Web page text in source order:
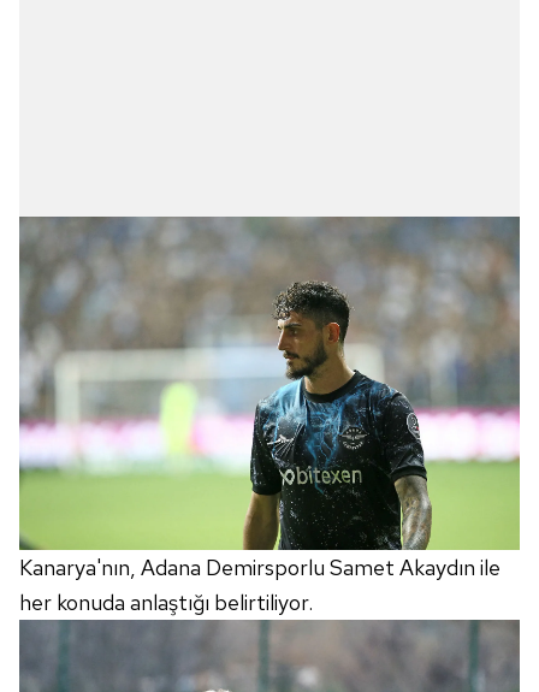
Kanarya'nın, Adana Demirsporlu Samet Akaydın ile
her konuda anlaştığı belirtiliyor.